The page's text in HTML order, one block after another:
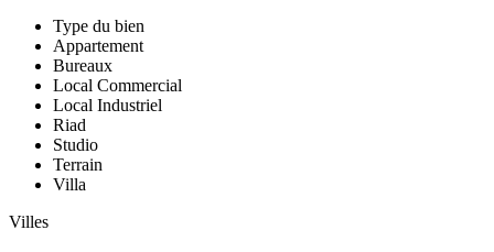
Type du bien
Appartement
Bureaux
Local Commercial
Local Industriel
Riad
Studio
Terrain
Villa
Villes